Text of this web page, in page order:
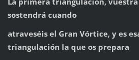
sostendrá cuando
atraveséis el Gran Vórtice, y es
triangulación la que os prepara